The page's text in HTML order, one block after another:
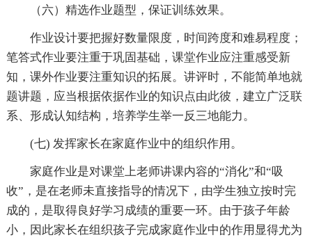
（六）精选作业题型，保证训练效果。
作业设计要把握好数量限度，时间跨度和难易程度；
笔答式作业要注重于巩固基础，课堂作业应注重感受新
知，课外作业要注重知识的拓展。讲评时，不能简单地就
题讲题，应当根据依据作业的知识点由此彼，建立广泛联
系、形成认知结构，培养学生举一反三地能力。
(七) 发挥家长在家庭作业中的组织作用。
家庭作业是对课堂上老师讲课内容的“消化”和“吸
收”，是在老师未直接指导的情况下，由学生独立按时完
成的，是取得良好学习成绩的重要一环。由于孩子年龄
小，因此家长在组织孩子完成家庭作业中的作用显得尤为